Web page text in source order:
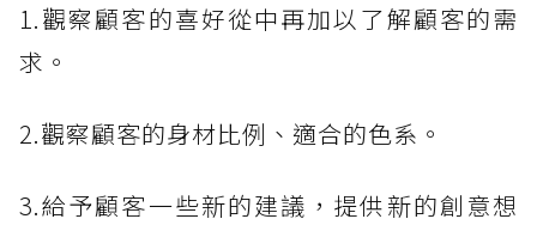
1.觀察顧客的喜好從中再加以了解顧客的需
求。
2.觀察顧客的身材比例、適合的色系。
3.給予顧客一些新的建議，提供新的創意想